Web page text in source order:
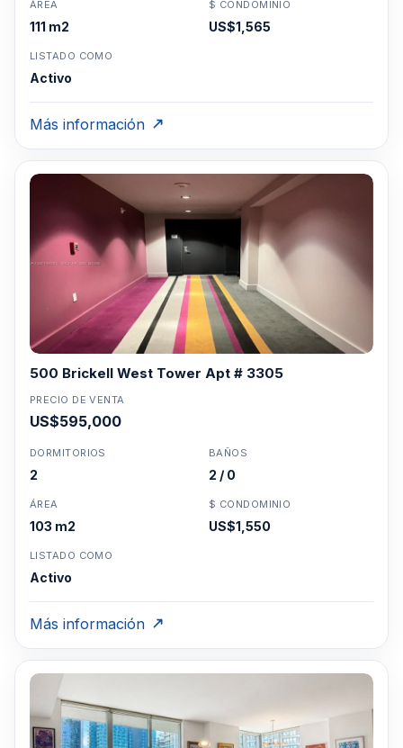
ÁREA
111 m2
$ CONDOMINIO
US$1,565
LISTADO COMO
Activo
Más información
500 Brickell West Tower Apt # 3305
PRECIO DE VENTA
US$595,000
DORMITORIOS
2
BAÑOS
2 / 0
ÁREA
103 m2
$ CONDOMINIO
US$1,550
LISTADO COMO
Activo
Más información